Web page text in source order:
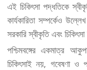
এই চিকিৎসা পদ্ধতিকে
কার্যকারিতা সম্পর্কেও
সরকারি স্বীকৃতি এবং
পশ্চিমবঙ্গের একমাত্র
চিকিৎসাই নয়, গবেষণা ও